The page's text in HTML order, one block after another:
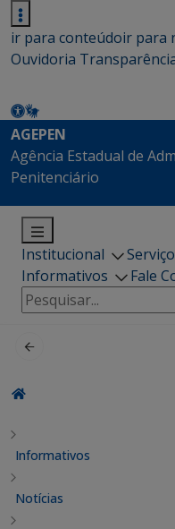
ir para conteúdoir para
Ouvidoria
AGEPEN
Agência Estadual de
Penitenciário
Institucional
Informativos
Fale
Pesquisar
por:
Informativos
Notícias